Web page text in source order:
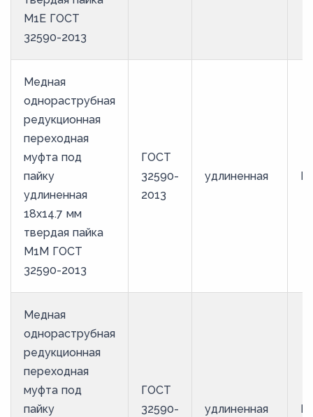
М1Е ГОСТ
32590-2013
Медная
однораструбная
редукционная
переходная
муфта под
пайку
удлиненная
18х14.7 мм
твердая пайка
М1М ГОСТ
32590-2013
ГОСТ
32590-
2013
удлиненная
Медная
однораструбная
редукционная
переходная
муфта под
пайку
ГОСТ
32590-
удлиненная